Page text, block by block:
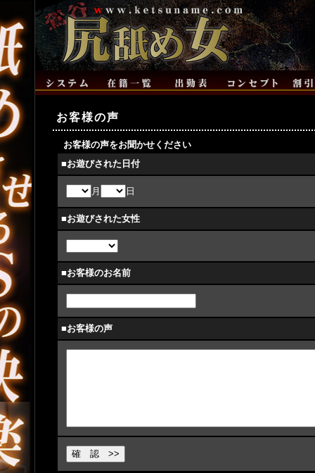
お客様の声
お客様の声をお聞かせください
■お遊びされた日付
月 日
■お遊びされた女性
■お客様のお名前
■お客様の声